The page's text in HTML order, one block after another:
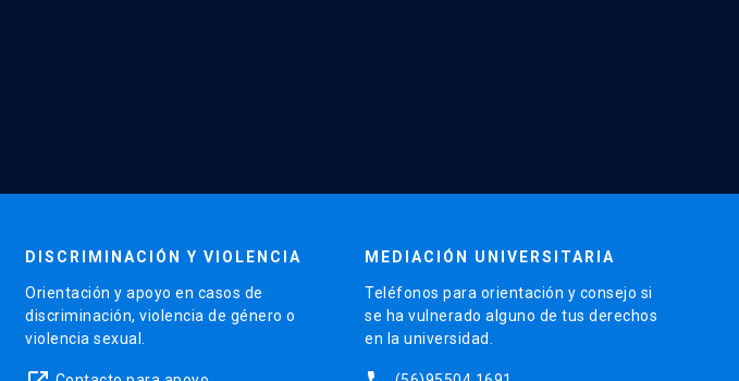
DISCRIMINACIÓN Y VIOLENCIA
Orientación y apoyo en casos de
discriminación, violencia de género o
violencia sexual.
MEDIACIÓN UNIVERSITARIA
Teléfonos para orientación y consejo si
se ha vulnerado alguno de tus derechos
en la universidad.